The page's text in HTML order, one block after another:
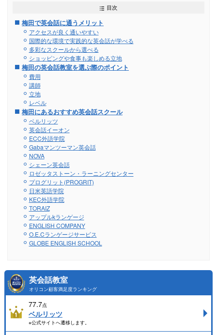
目次
梅田で英会話に通うメリット
アクセスが良く通いやすい
国際的な環境で実践的な英会話が学べる
多彩なスクールから選べる
ショッピングや食事も楽しめる立地
梅田の英会話教室を選ぶ際のポイント
費用
講師
立地
レベル
梅田にあるおすすめ英会話スクール
ベルリッツ
英会話イーオン
ECC外語学院
Gabaマンツーマン英会話
NOVA
シェーン英会話
ロゼッタストーン・ラーニングセンター
プログリット(PROGRIT)
日米英語学院
KEC外語学院
TORAIZ
アップルkランゲージ
ENGLISH COMPANY
O.E.Cランゲージサービス
GLOBE ENGLISH SCHOOL
英会話教室
オリコン顧客満足度ランキング
77.7点
ベルリッツ
※公式サイトへ遷移します。